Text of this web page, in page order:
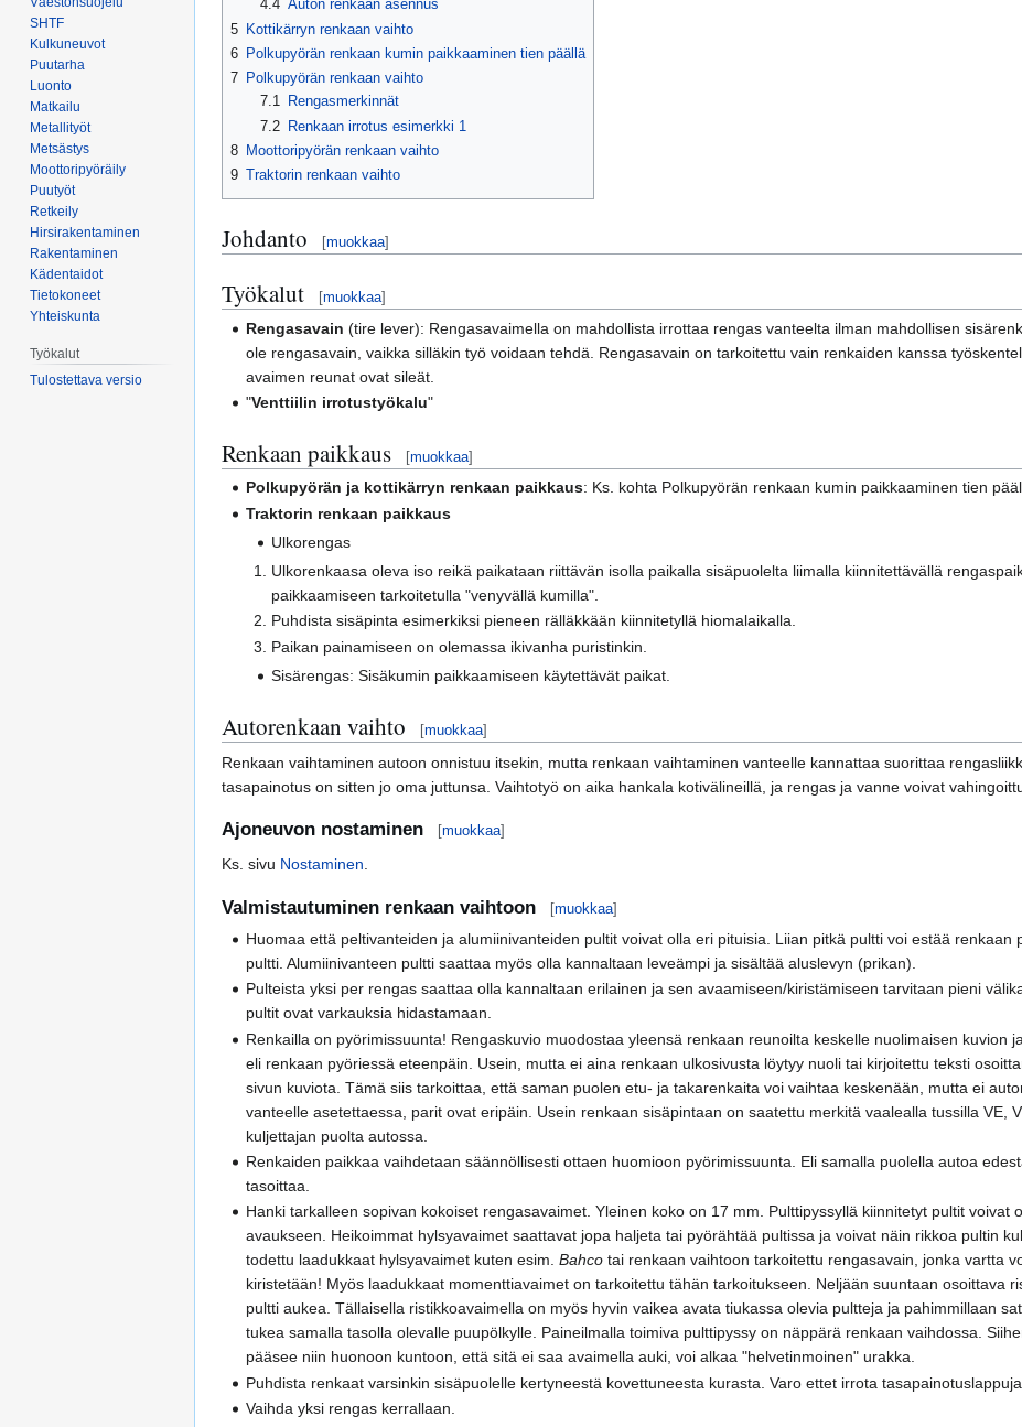
4.4 Auton renkaan asennus
5 Kottikärryn renkaan vaihto
6 Polkupyörän renkaan kumin paikkaaminen tien päällä
7 Polkupyörän renkaan vaihto
7.1
Rengasmerkinnät
7.2 Renkaan irrotus esimerkki 1
8 Moottoripyörän renkaan vaihto
9 Traktorin renkaan vaihto
Johdanto [muokkaa]
Työkalut [muokkaa]
Rengasavain (tire lever): Rengasavaimella on mahdollista irrottaa rengas vanteelta ilman mahdollisen
ole rengasavain, vaikka silläkin työ voidaan tehdä. Rengasavain on tarkoitettu vain renkaiden kanssa
avaimen reunat ovat sileät.
"Venttiilin irrotustyökalu"
Renkaan paikkaus [muokkaa]
Polkupyörän ja kottikärryn renkaan paikkaus: Ks. kohta Polkupyörän renkaan kumin paikkaaminen tien
Traktorin renkaan paikkaus
Ulkorengas
Ulkorenkaasa oleva iso reikä paikataan riittävän isolla paikalla sisäpuolelta liimalla kiinnitettävällä
paikkaamiseen tarkoitetulla "venyvällä kumilla".
Puhdista sisäpinta esimerkiksi pieneen rälläkkään kiinnitetyllä hiomalaikalla.
Paikan painamiseen on olemassa ikivanha puristinkin.
Sisärengas: Sisäkumin paikkaamiseen käytettävät paikat.
Autorenkaan vaihto [muokkaa]
Renkaan vaihtaminen autoon onnistuu itsekin, mutta renkaan vaihtaminen vanteelle kannattaa suorittaa
tasapainotus on sitten jo oma juttunsa. Vaihtotyö on aika hankala kotivälineillä, ja rengas ja vanne voivat
Ajoneuvon nostaminen [muokkaa]
Ks. sivu Nostaminen.
Valmistautuminen renkaan vaihtoon [muokkaa]
Huomaa että peltivanteiden ja alumiinivanteiden pultit voivat olla eri pituisia. Liian pitkä pultti voi estää
pultti. Alumiinivanteen pultti saattaa myös olla kannaltaan leveämpi ja sisältää aluslevyn (prikan).
Pulteista yksi per rengas saattaa olla kannaltaan erilainen ja sen avaamiseen/kiristämiseen tarvitaan pieni
pultit ovat varkauksia hidastamaan.
Renkailla on pyörimissuunta! Rengaskuvio muodostaa yleensä renkaan reunoilta keskelle nuolimaisen kuvion
eli renkaan pyöriessä eteenpäin. Usein, mutta ei aina renkaan ulkosivusta löytyy nuoli tai kirjoitettu teksti
sivun kuviota. Tämä siis tarkoittaa, että saman puolen etu- ja takarenkaita voi vaihtaa keskenään, mutta ei
vanteelle asetettaessa, parit ovat eripäin. Usein renkaan sisäpintaan on saatettu merkitä vaalealla tussilla VE,
kuljettajan puolta autossa.
Renkaiden paikkaa vaihdetaan säännöllisesti ottaen huomioon pyörimissuunta. Eli samalla puolella autoa
tasoittaa.
Hanki tarkalleen sopivan kokoiset rengasavaimet. Yleinen koko on 17 mm. Pulttipyssyllä kiinnitetyt pultit
avaukseen. Heikoimmat hylsyavaimet saattavat jopa haljeta tai pyörähtää pultissa ja voivat näin rikkoa pultin
todettu laadukkaat hylsyavaimet kuten esim.Bahco tai renkaan vaihtoon tarkoitettu rengasavain, jonka vartta
kiristetään! Myös laadukkaat momenttiavaimet on tarkoitettu tähän tarkoitukseen. Neljään suuntaan osoittava
pultti aukea. Tällaisella ristikkoavaimella on myös hyvin vaikea avata tiukassa olevia pultteja ja pahimmillaan
tukea samalla tasolla olevalle puupölkylle. Paineilmalla toimiva pulttipyssy on näppärä renkaan vaihdossa.
pääsee niin huonoon kuntoon, että sitä ei saa avaimella auki, voi alkaa "helvetinmoinen" urakka.
Puhdista renkaat varsinkin sisäpuolelle kertyneestä kovettuneesta kurasta. Varo ettet irrota
Vaihda yksi rengas kerrallaan.
SHTF
Kulkuneuvot
Puutarha
Luonto
Matkailu
Metallityöt
Metsästys
Moottoripyöräily
Puutyöt
Retkeily
Hirsirakentaminen
Rakentaminen
Kädentaidot
Tietokoneet
Yhteiskunta
Työkalut
Tulostettava versio